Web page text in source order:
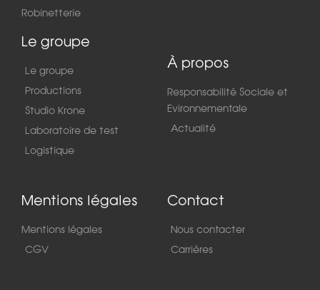
Robinetterie
Le groupe
Le groupe
Productions
Studio Krone
Laboratoire de test
Logistique
À propos
Responsabilité Sociale et
Evironnementale
Actualité
Mentions légales
Mentions légales
CGV
Contact
Nous contacter
Carrières